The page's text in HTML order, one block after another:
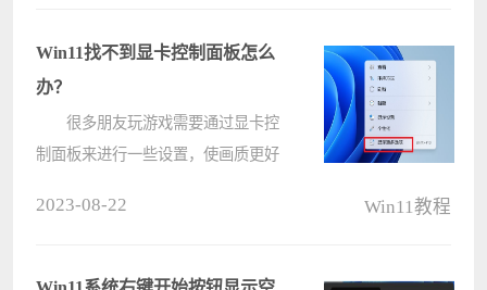
的介绍一下具体的操作吧。 一、
前????
Win11找不到显卡控制面板怎么
办？
很多朋友玩游戏需要通过显卡控
制面板来进行一些设置，使画质更好
细给朋友们进行介绍。 Win11找
2023-08-22 Win11教程